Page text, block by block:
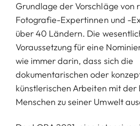
Grundlage der Vorschläge von
Fotografie-Expertinnen und -
über 40 Ländern. Die
Voraussetzung für eine
wie immer darin, dass sich die
dokumentarischen oder
künstlerischen Arbeiten mit der
Menschen zu seiner Umwelt